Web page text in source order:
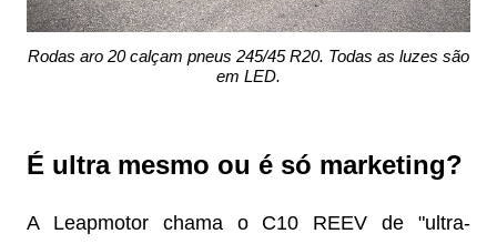
Rodas aro 20 calçam pneus 245/45 R20. Todas as luzes são
em LED.
É ultra mesmo ou é só marketing?
A Leapmotor chama o C10 REEV de "ultra-